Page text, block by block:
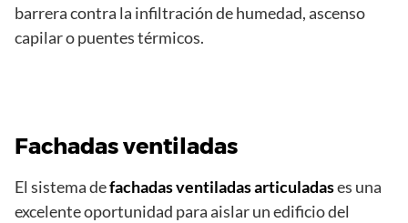
barrera contra la infiltración de humedad, ascenso
capilar o puentes térmicos.
Fachadas ventiladas
El sistema defachadas ventiladas articuladases una
excelente oportunidad para aislar un edificio del